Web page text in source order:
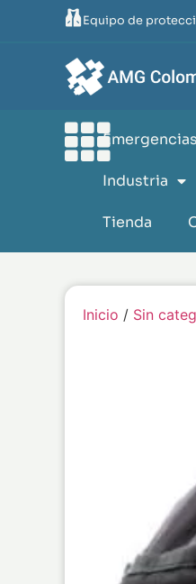
Equipo de
Emergencias
Industria
Tienda
Inicio / Sin